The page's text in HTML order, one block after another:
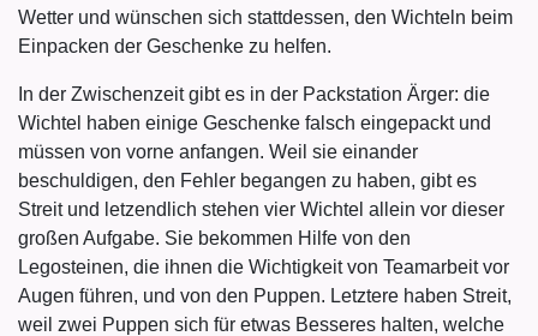
Wetter und wünschen sich stattdessen, den Wichteln beim
Einpacken der Geschenke zu helfen.
In der Zwischenzeit gibt es in der Packstation Ärger: die
Wichtel haben einige Geschenke falsch eingepackt und
müssen von vorne anfangen. Weil sie einander
beschuldigen, den Fehler begangen zu haben, gibt es
Streit und letzendlich stehen vier Wichtel allein vor dieser
großen Aufgabe. Sie bekommen Hilfe von den
Legosteinen, die ihnen die Wichtigkeit von Teamarbeit vor
Augen führen, und von den Puppen. Letztere haben Streit,
weil zwei Puppen sich für etwas Besseres halten, welche